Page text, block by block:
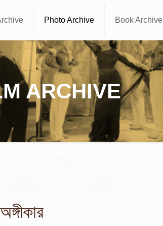
Photo Archive Book Archive
ARCHIVE
অঙ্গীকার